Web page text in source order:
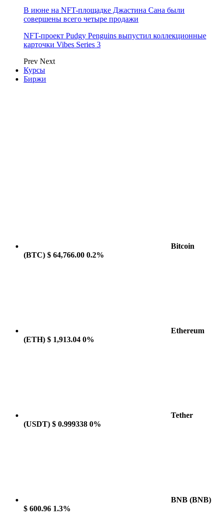
В июне на NFT-площадке Джастина Сана были
совершены всего четыре продажи
NFT-проект Pudgy Penguins выпустил коллекционные
карточки Vibes Series 3
Prev Next
Курсы
Биржи
Bitcoin
(BTC) $ 64,766.00 0.2%
Ethereum
(ETH) $ 1,913.04 0%
Tether
(USDT) $ 0.999338 0%
BNB (BNB)
$ 600.96 1.3%